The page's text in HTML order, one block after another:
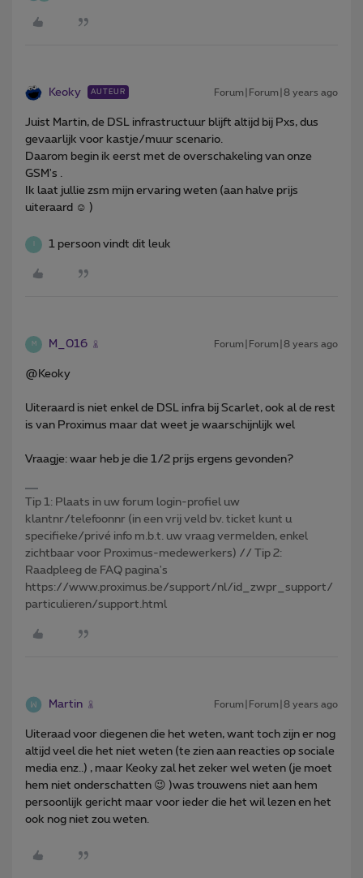
Keoky AUTEUR Forum|Forum|8 years ago
Juist Martin, de DSL infrastructuur blijft altijd bij Pxs, dus
gevaarlijk voor kastje/muur scenario.
Daarom begin ik eerst met de overschakeling van onze
GSM's .
Ik laat jullie zsm mijn ervaring weten (aan halve prijs
uiteraard ☺️ )
1 persoon vindt dit leuk
M M_016 Forum|Forum|8 years ago
@Keoky
Uiteraard is niet enkel de DSL infra bij Scarlet, ook al de rest
is van Proximus maar dat weet je waarschijnlijk wel
Vraagje: waar heb je die 1/2 prijs ergens gevonden?
Tip 1: Plaats in uw forum login-profiel uw
klantnr/telefoonnr (in een vrij veld bv. ticket kunt u
specifieke/privé info m.b.t. uw vraag vermelden, enkel
zichtbaar voor Proximus-medewerkers) // Tip 2:
Raadpleeg de FAQ pagina's
https://www.proximus.be/support/nl/id_zwpr_support/
particulieren/support.html
Martin Forum|Forum|8 years ago
Uiteraad voor diegenen die het weten, want toch zijn er nog
altijd veel die het niet weten (te zien aan reacties op sociale
media enz..) , maar Keoky zal het zeker wel weten (je moet
hem niet onderschatten 😉 )was trouwens niet aan hem
persoonlijk gericht maar voor ieder die het wil lezen en het
ook nog niet zou weten.